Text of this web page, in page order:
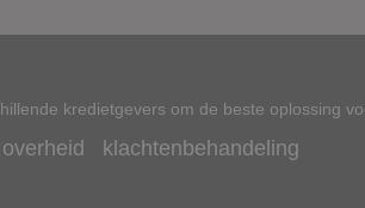
kredietgevers om de beste oplossing
klachtenbehandeling